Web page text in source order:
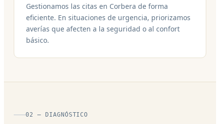
Gestionamos las citas en Corbera de forma
eficiente. En situaciones de urgencia, priorizamos
averías que afecten a la seguridad o al confort
básico.
02 — DIAGNÓSTICO